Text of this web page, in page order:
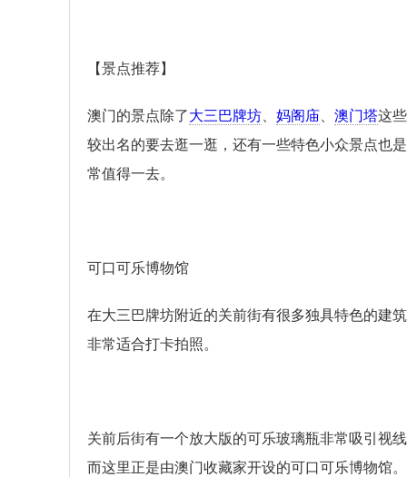
【景点推荐】
澳门的景点除了大三巴牌坊、 妈阁庙、 澳门塔这
较出名的要去逛一逛，还有一些特色小众景点也
常值得一去。
可口可乐博物馆
在大三巴牌坊附近的关前街有很多独具特色的建
非常适合打卡拍照。
关前后街有一个放大版的可乐玻璃瓶非常吸引视
而这里正是由澳门收藏家开设的可口可乐博物馆